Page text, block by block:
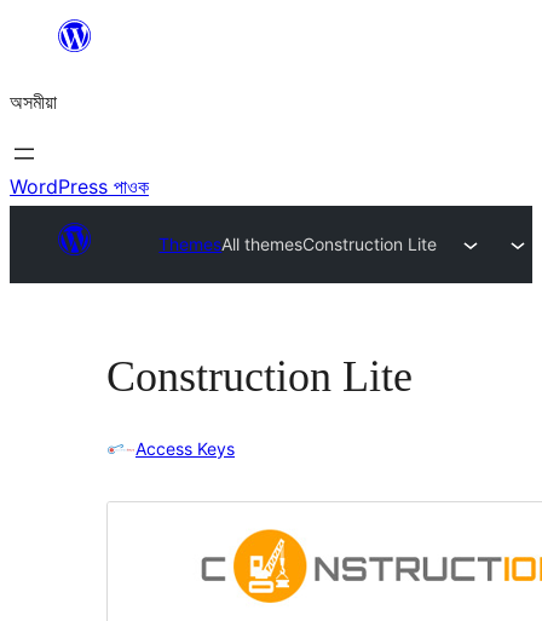
বিষয়বস্তুলৈ
যাওক
অসমীয়া
WordPress পাওক
ThemesAll themesConstruction Lite
Construction Lite
Access Keys